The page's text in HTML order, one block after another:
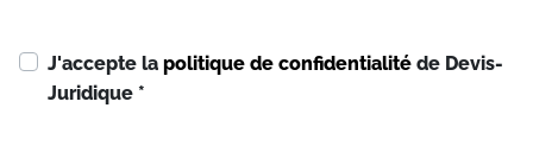
J'accepte la politique de confidentialité de Devis-
Juridique *